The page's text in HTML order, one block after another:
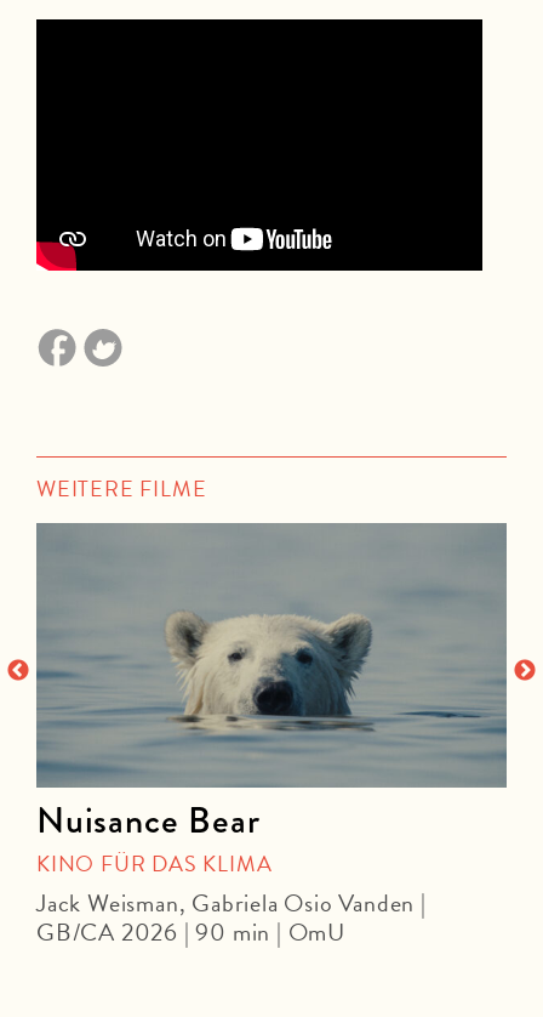
WEITERE FILME
Nuisance Bear
KINO FÜR DAS KLIMA
Jack Weisman, Gabriela Osio Vanden |
GB/CA 2026 | 90 min | OmU